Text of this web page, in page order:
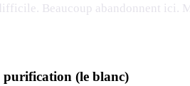
Beaucoup abandonnent ici.
(le blanc)